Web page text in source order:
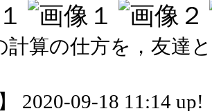
計算の仕方を，友達
2020-09-18 11:14 up!